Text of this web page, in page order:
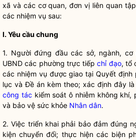
xã và các cơ quan, đơn vị liên quan
các nhiệm vụ sau:
I. Yêu cầu chung
1. Người đứng đầu các sở, ngành,
UBND các phường trực tiếpchỉ đạo, tổ
các nhiệm vụ được giao tại Quyết
lục và Đề án kèm theo; xác định đây
công tác kiểm soát ô nhiễm không
và bảo vệ sức khỏe Nhân dân.
2. Việc triển khai phải bảo đảm đúng
kiện chuyển đổi; thực hiện các biện